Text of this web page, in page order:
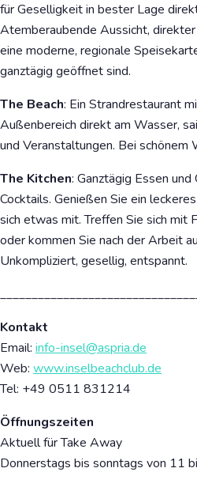
für Geselligkeit in bester Lage
Atemberaubende Aussicht,
eine moderne, regionale
ganztägig geöffnet sind.
The Beach: Ein Strandrestaurant
Außenbereich direkt am Wasser,
und Veranstaltungen. Bei
The Kitchen: Ganztägig Essen
Cocktails. Genießen Sie ein
sich etwas mit. Treffen Sie sich mit
oder kommen Sie nach der Arbeit
Unkompliziert, gesellig, entspannt.
Kontakt
Email: info-insel@aspria.de
Web: www.inselbeachclub.de
Tel: +49 0511 831214
Öffnungszeiten
Aktuell für Take Away
Donnerstags bis sonntags von 11